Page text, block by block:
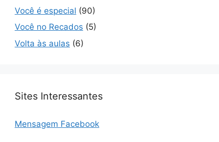
Você é especial (90)
Você no Recados (5)
Volta às aulas (6)
Sites Interessantes
Mensagem Facebook